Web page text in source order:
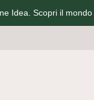
Idea. Scopri il mondo